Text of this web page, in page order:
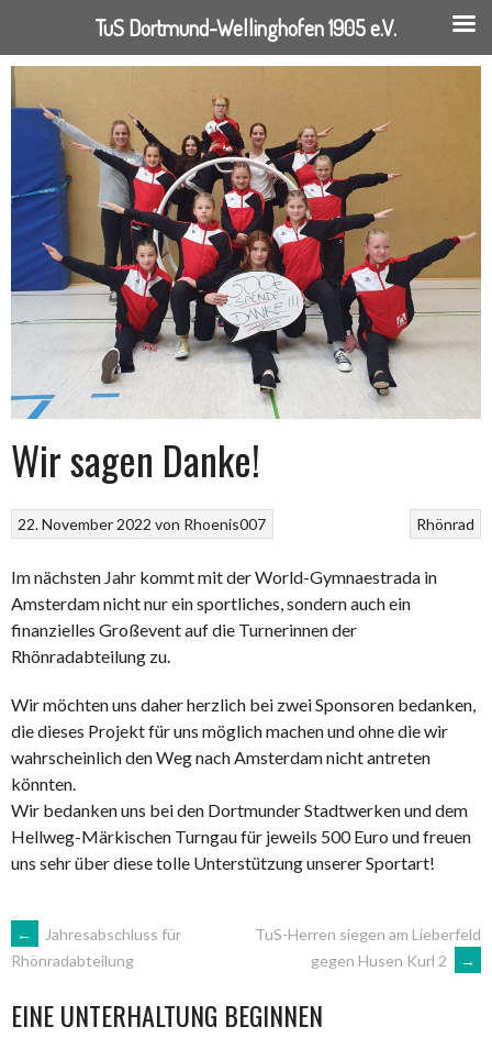
Springe
zum
Inhalt
Wir sagen Danke!
Rhönrad
22. November 2022 von Rhoenis007
Im nächsten Jahr kommt mit der World-Gymnaestrada in
Amsterdam nicht nur ein sportliches, sondern auch ein
finanzielles Großevent auf die Turnerinnen der
Rhönradabteilung zu.
Wir möchten uns daher herzlich bei zwei Sponsoren bedanken,
die dieses Projekt für uns möglich machen und ohne die wir
wahrscheinlich den Weg nach Amsterdam nicht antreten
könnten.
Wir bedanken uns bei den Dortmunder Stadtwerken und dem
Hellweg-Märkischen Turngau für jeweils 500 Euro und freuen
uns sehr über diese tolle Unterstützung unserer Sportart!
ARTIKEL-
NAVIGATION
←
Jahresabschluss für
Rhönradabteilung
TuS-Herren siegen am Lieberfeld
gegen Husen Kurl 2
→
EINE UNTERHALTUNG BEGINNEN
TuS Dortmund-Wellinghofen 1905 e.V.